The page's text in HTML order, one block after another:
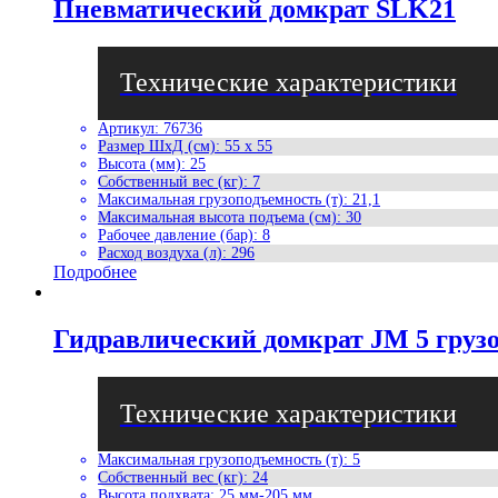
Пневматический домкрат SLK21
Артикул: 76736
Размер ШхД (см): 55 x 55
Высота (мм): 25
Собственный вес (кг): 7
Максимальная грузоподъемность (т): 21,1
Максимальная высота подъема (см): 30
Рабочее давление (бар): 8
Расход воздуха (л): 296
Подробнее
Гидравлический домкрат JM 5
Максимальная грузоподъемность (т): 5
Собственный вес (кг): 24